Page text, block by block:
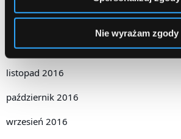
Nie wyrażam zgody
styczeń 2017
grudzień 2016
listopad 2016
październik 2016
wrzesień 2016